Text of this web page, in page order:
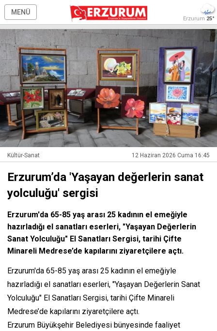
MENÜ
Erzurum 25°
Kültür-Sanat 12 Haziran 2026 Cuma 16:45
Erzurum’da 'Yaşayan değerlerin sanat
yolculuğu' sergisi
Erzurum'da 65-85 yaş arası 25 kadının el emeğiyle
hazırladığı el sanatları eserleri, "Yaşayan Değerlerin
Sanat Yolculuğu" El Sanatları Sergisi, tarihi Çifte
Minareli Medrese’de kapılarını ziyaretçilere açtı.
Erzurum'da 65-85 yaş arası 25 kadının el emeğiyle
hazırladığı el sanatları eserleri, "Yaşayan Değerlerin Sanat
Yolculuğu" El Sanatları Sergisi, tarihi Çifte Minareli
Medrese’de kapılarını ziyaretçilere açtı.
Erzurum Büyükşehir Belediyesi bünyesinde faaliyet